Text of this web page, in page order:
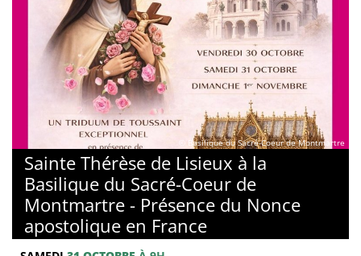
© Basilique du Sacré-Coeur de Montmartre
Sainte Thérèse de Lisieux à la
Basilique du Sacré-Coeur de
Montmartre - Présence du Nonce
apostolique en France